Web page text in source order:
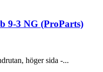
9-3 NG (ProParts)
höger sida -...